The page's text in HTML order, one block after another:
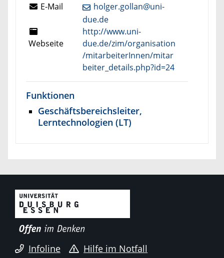
E-Mail
holger.gollan@uni-
due.de
Webseite
http://www.uni-
due.de/zim/organisation
/mitarbeiterInnen/mitar
beiter_details.php?id=24
Funktionen
Geschäftsbereichsleiter,
Lerntechnologien (LT)
Infoline
Hilfe im Notfall